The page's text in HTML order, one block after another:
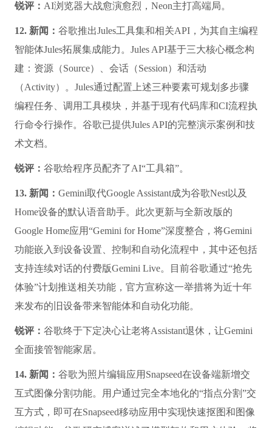
锐评： AI浏览器大战愈演愈烈，Neon主打高端局。
12. 新闻： 谷歌推出Jules工具集和相关API，为其自主编程
智能体Jules拓展集成能力。Jules API基于三大核心概念构
建：资源（Source）、会话（Session）和活动
（Activity）。Jules通过配置上述三种要素可规划多步骤
编程任务、调用工具模块，并基于现有代码库和CI流程执
行命令行操作。谷歌已提供Jules API的完整演示案例和技
术文档。
锐评： 谷歌给程序员配齐了AI“工具箱”。
13. 新闻： Gemini取代Google Assistant成为谷歌Nest以及
Home设备的默认语音助手。此次更新与全新改版的
Google Home应用“Gemini for Home”深度整合，将Gemini
功能嵌入到设备设置、控制和自动化流程中，其中还包括
支持连续对话的付费版Gemini Live。目前谷歌通过“抢先
体验”计划推送相关功能，官方宣称这一举措将为近十年
来发布的旧设备带来智能体和自动化功能。
锐评： 谷歌终于下定决心让老将Assistant退休，让Gemini
全面接管智能家居。
14. 新闻： 谷歌为照片编辑应用Snapseed在设备端新增交
互式图像分割功能。用户通过完全本地化的“指点分割”交
互方式，即可在Snapseed移动应用中实现快速抠图和图像